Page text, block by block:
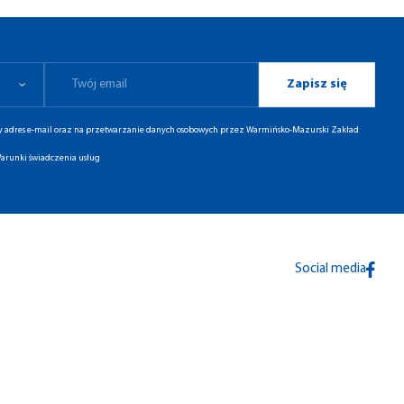
Zapisz się
e-mail oraz na przetwarzanie danych osobowych przez Warmińsko-Mazurski Zakład
świadczenia usług
Social media